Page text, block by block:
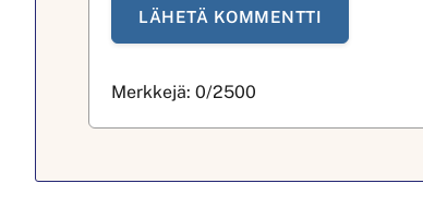
Merkkejä: 0/2500